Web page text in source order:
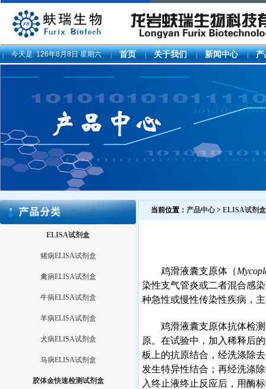
今天是:126年8月8日 星期六 首页 关于我们 新闻中心 产
ELISA试剂盒
猪病ELISA试剂盒
禽病ELISA试剂盒
牛病ELISA试剂盒
羊病ELISA试剂盒
犬病ELISA试剂盒
马病ELISA试剂盒
胶体金快速检测试剂盒
当前位置： 产品中心> ELISA试剂盒
鸡滑液囊支原体（
染性支气管炎或二者混合感
种急性或慢性传染性疾病，
鸡滑液囊支原体抗体检
原。在试验中，加入稀释后
板上的抗原结合，经洗涤除
发生特异性结合；再经洗涤
入终止液终止反应后，用酶